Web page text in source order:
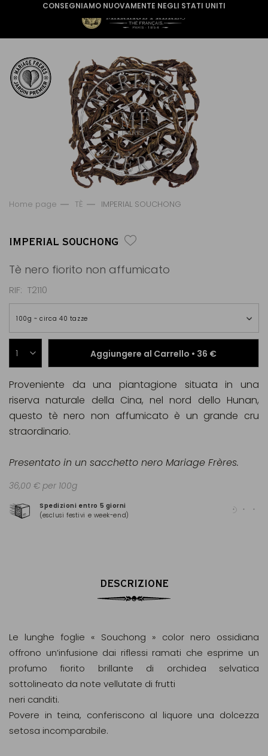
CONSEGNIAMO NUOVAMENTE NEGLI STATI UNITI
Home page TÈ IMPERIAL SOUCHONG
IMPERIAL SOUCHONG
Tè nero fiorito non affumicato
RIF T2110
100g ~ circa 40 tazze
Aggiungere al Carrello • 36 €
Spedizioni entro 5 giorni
(esclusi festivi e week-end)
Proveniente da una piantagione situata in una
riserva naturale della Cina, nel nord dello Hunan,
questo tè nero non affumicato è un grande cru
straordinario.
Presentato in un sacchetto nero Mariage Frères.
36,00 € per 100g
DESCRIZIONE
Le lunghe foglie « Souchong » color nero ossidiana
offrono un’infusione dai riflessi ramati che esprime un
profumo fiorito brillante di orchidea selvatica
sottolineato da note vellutate di frutti
neri canditi.
Povere in teina, conferiscono al liquore una dolcezza
setosa incomparabile.